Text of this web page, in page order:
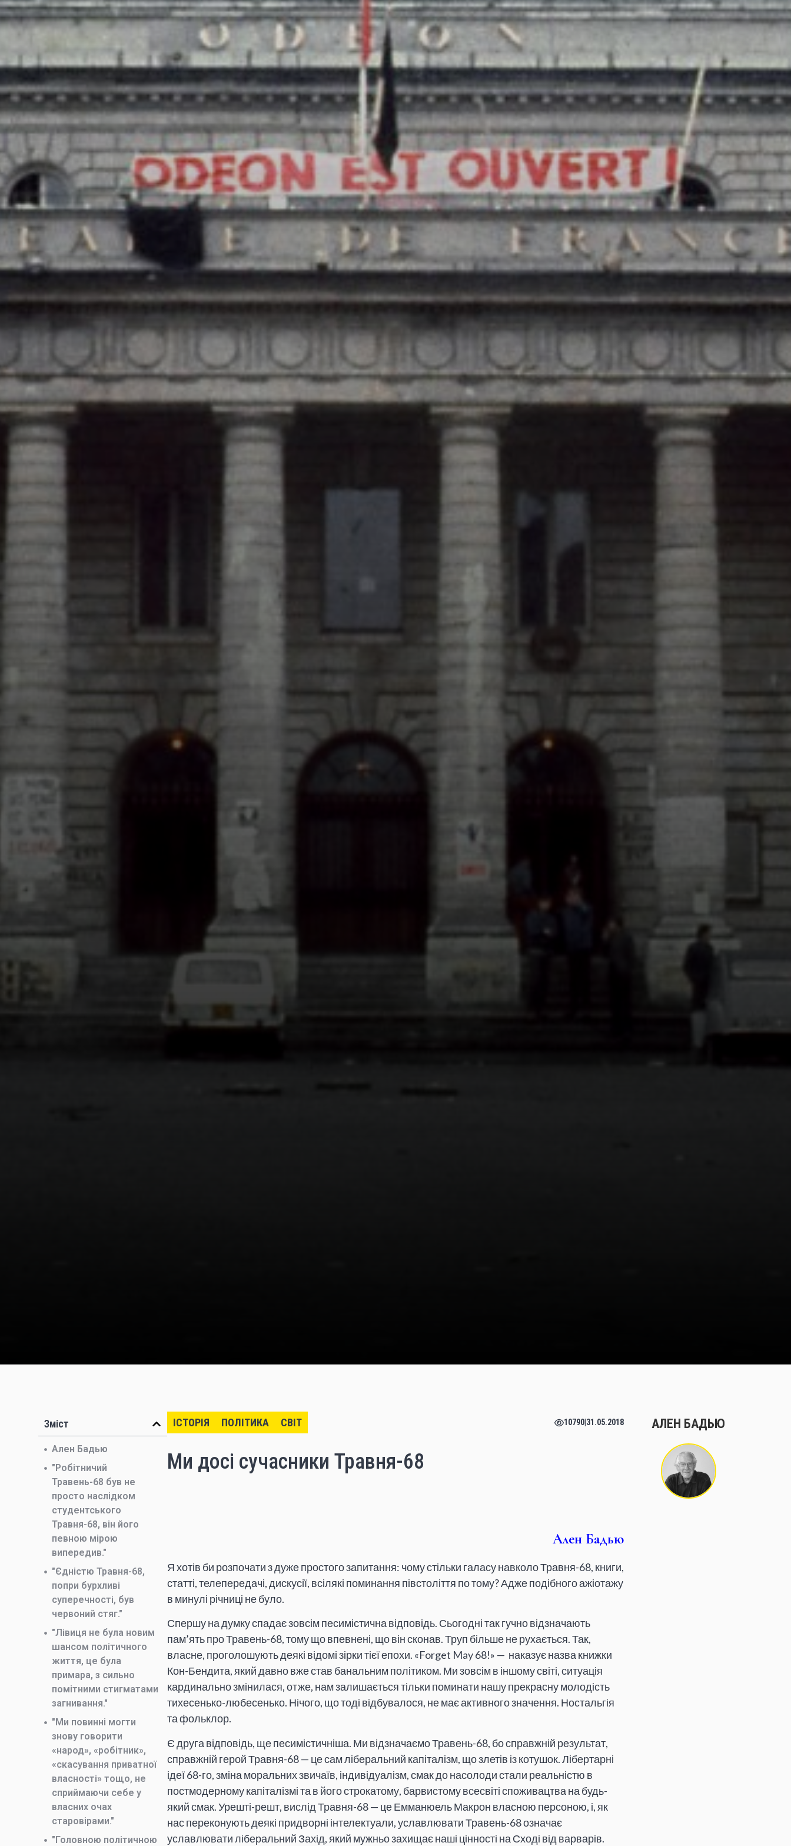
Зміст
Ален Бадью
"Робітничий
Травень-68 був не
просто наслідком
студентського
Травня-68, він його
певною мірою
випередив."
"Єдністю Травня-68,
попри бурхливі
суперечності, був
червоний стяг."
"Лівиця не була новим
шансом політичного
життя, це була
примара, з сильно
помітними стигматами
загнивання."
"Ми повинні могти
знову говорити
«народ», «робітник»,
«скасування приватної
власності» тощо, не
сприймаючи себе у
власних очах
старовірами."
"Головною політичною
ІСТОРІЯ ПОЛІТИКА СВІТ 10790 31.05.2018
Ми досі сучасники Травня-68
Ален Бадью
Я хотів би розпочати з дуже простого запитання: чому стільки галасу навколо Травня-68, книги,
статті, телепередачі, дискусії, всілякі поминання півстоліття по тому? Адже подібного ажіотажу
в минулі річниці не було.
Спершу на думку спадає зовсім песимістична відповідь. Сьогодні так гучно відзначають
пам’ять про Травень-68, тому що впевнені, що він сконав. Труп більше не рухається. Так,
власне, проголошують деякі відомі зірки тієї епохи. «Forget May 68!» — наказує назва книжки
Кон-Бендита, який давно вже став банальним політиком. Ми зовсім в іншому світі, ситуація
кардинально змінилася, отже, нам залишається тільки поминати нашу прекрасну молодість
тихесенько-любесенько. Нічого, що тоді відбувалося, не має активного значення. Ностальгія
та фольклор.
Є друга відповідь, ще песимістичніша. Ми відзначаємо Травень-68, бо справжній результат,
справжній герой Травня-68 — це сам ліберальний капіталізм, що злетів із котушок. Лібертарні
ідеї 68-го, зміна моральних звичаїв, індивідуалізм, смак до насолоди стали реальністю в
постмодерному капіталізмі та в його строкатому, барвистому всесвіті споживацтва на будь-
який смак. Урешті-решт, вислід Травня-68 — це Емманюель Макрон власною персоною, і, як
нас переконують деякі придворні інтелектуали, уславлювати Травень-68 означає
уславлювати ліберальний Захід, який мужньо захищає наші цінності на Сході від варварів.
АЛЕН БАДЬЮ